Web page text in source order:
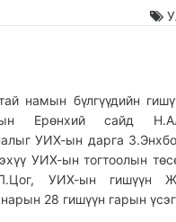
намын бүлгүүдийн
Ерөнхий сайд
УИХ-ын дарга
УИХ-ын тогтоолын
УИХ-ын гишүүн
28 гишүүн гарын